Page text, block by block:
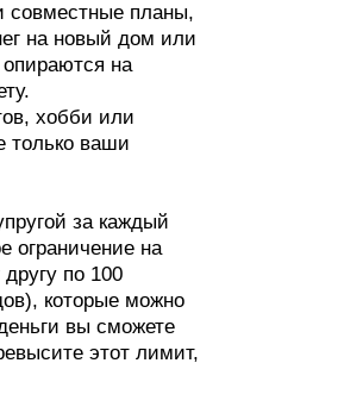
совместные планы,
на новый дом или
на
хобби или
только ваши
за каждый
ограничение на
по 100
которые можно
вы сможете
этот лимит,